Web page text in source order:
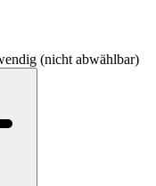
(nicht abwählbar)